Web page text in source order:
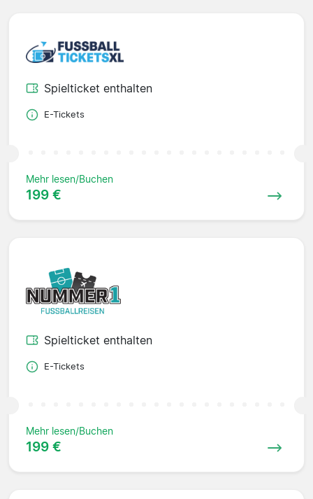
Spielticket enthalten
E-Tickets
Mehr lesen/Buchen
199 €
Spielticket enthalten
E-Tickets
Mehr lesen/Buchen
199 €